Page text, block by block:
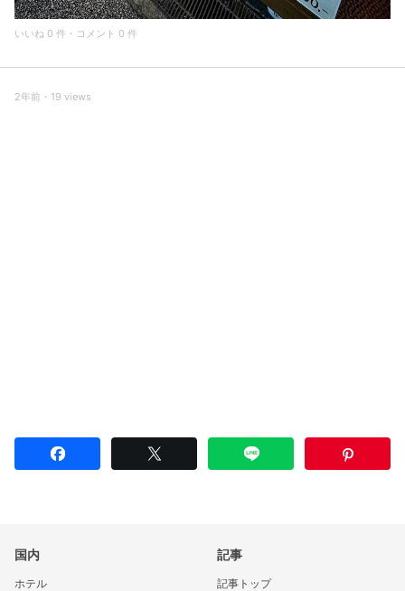
いいね 0 件・コメント 0 件
2年前・19 views
国内
ホテル
記事
記事トップ